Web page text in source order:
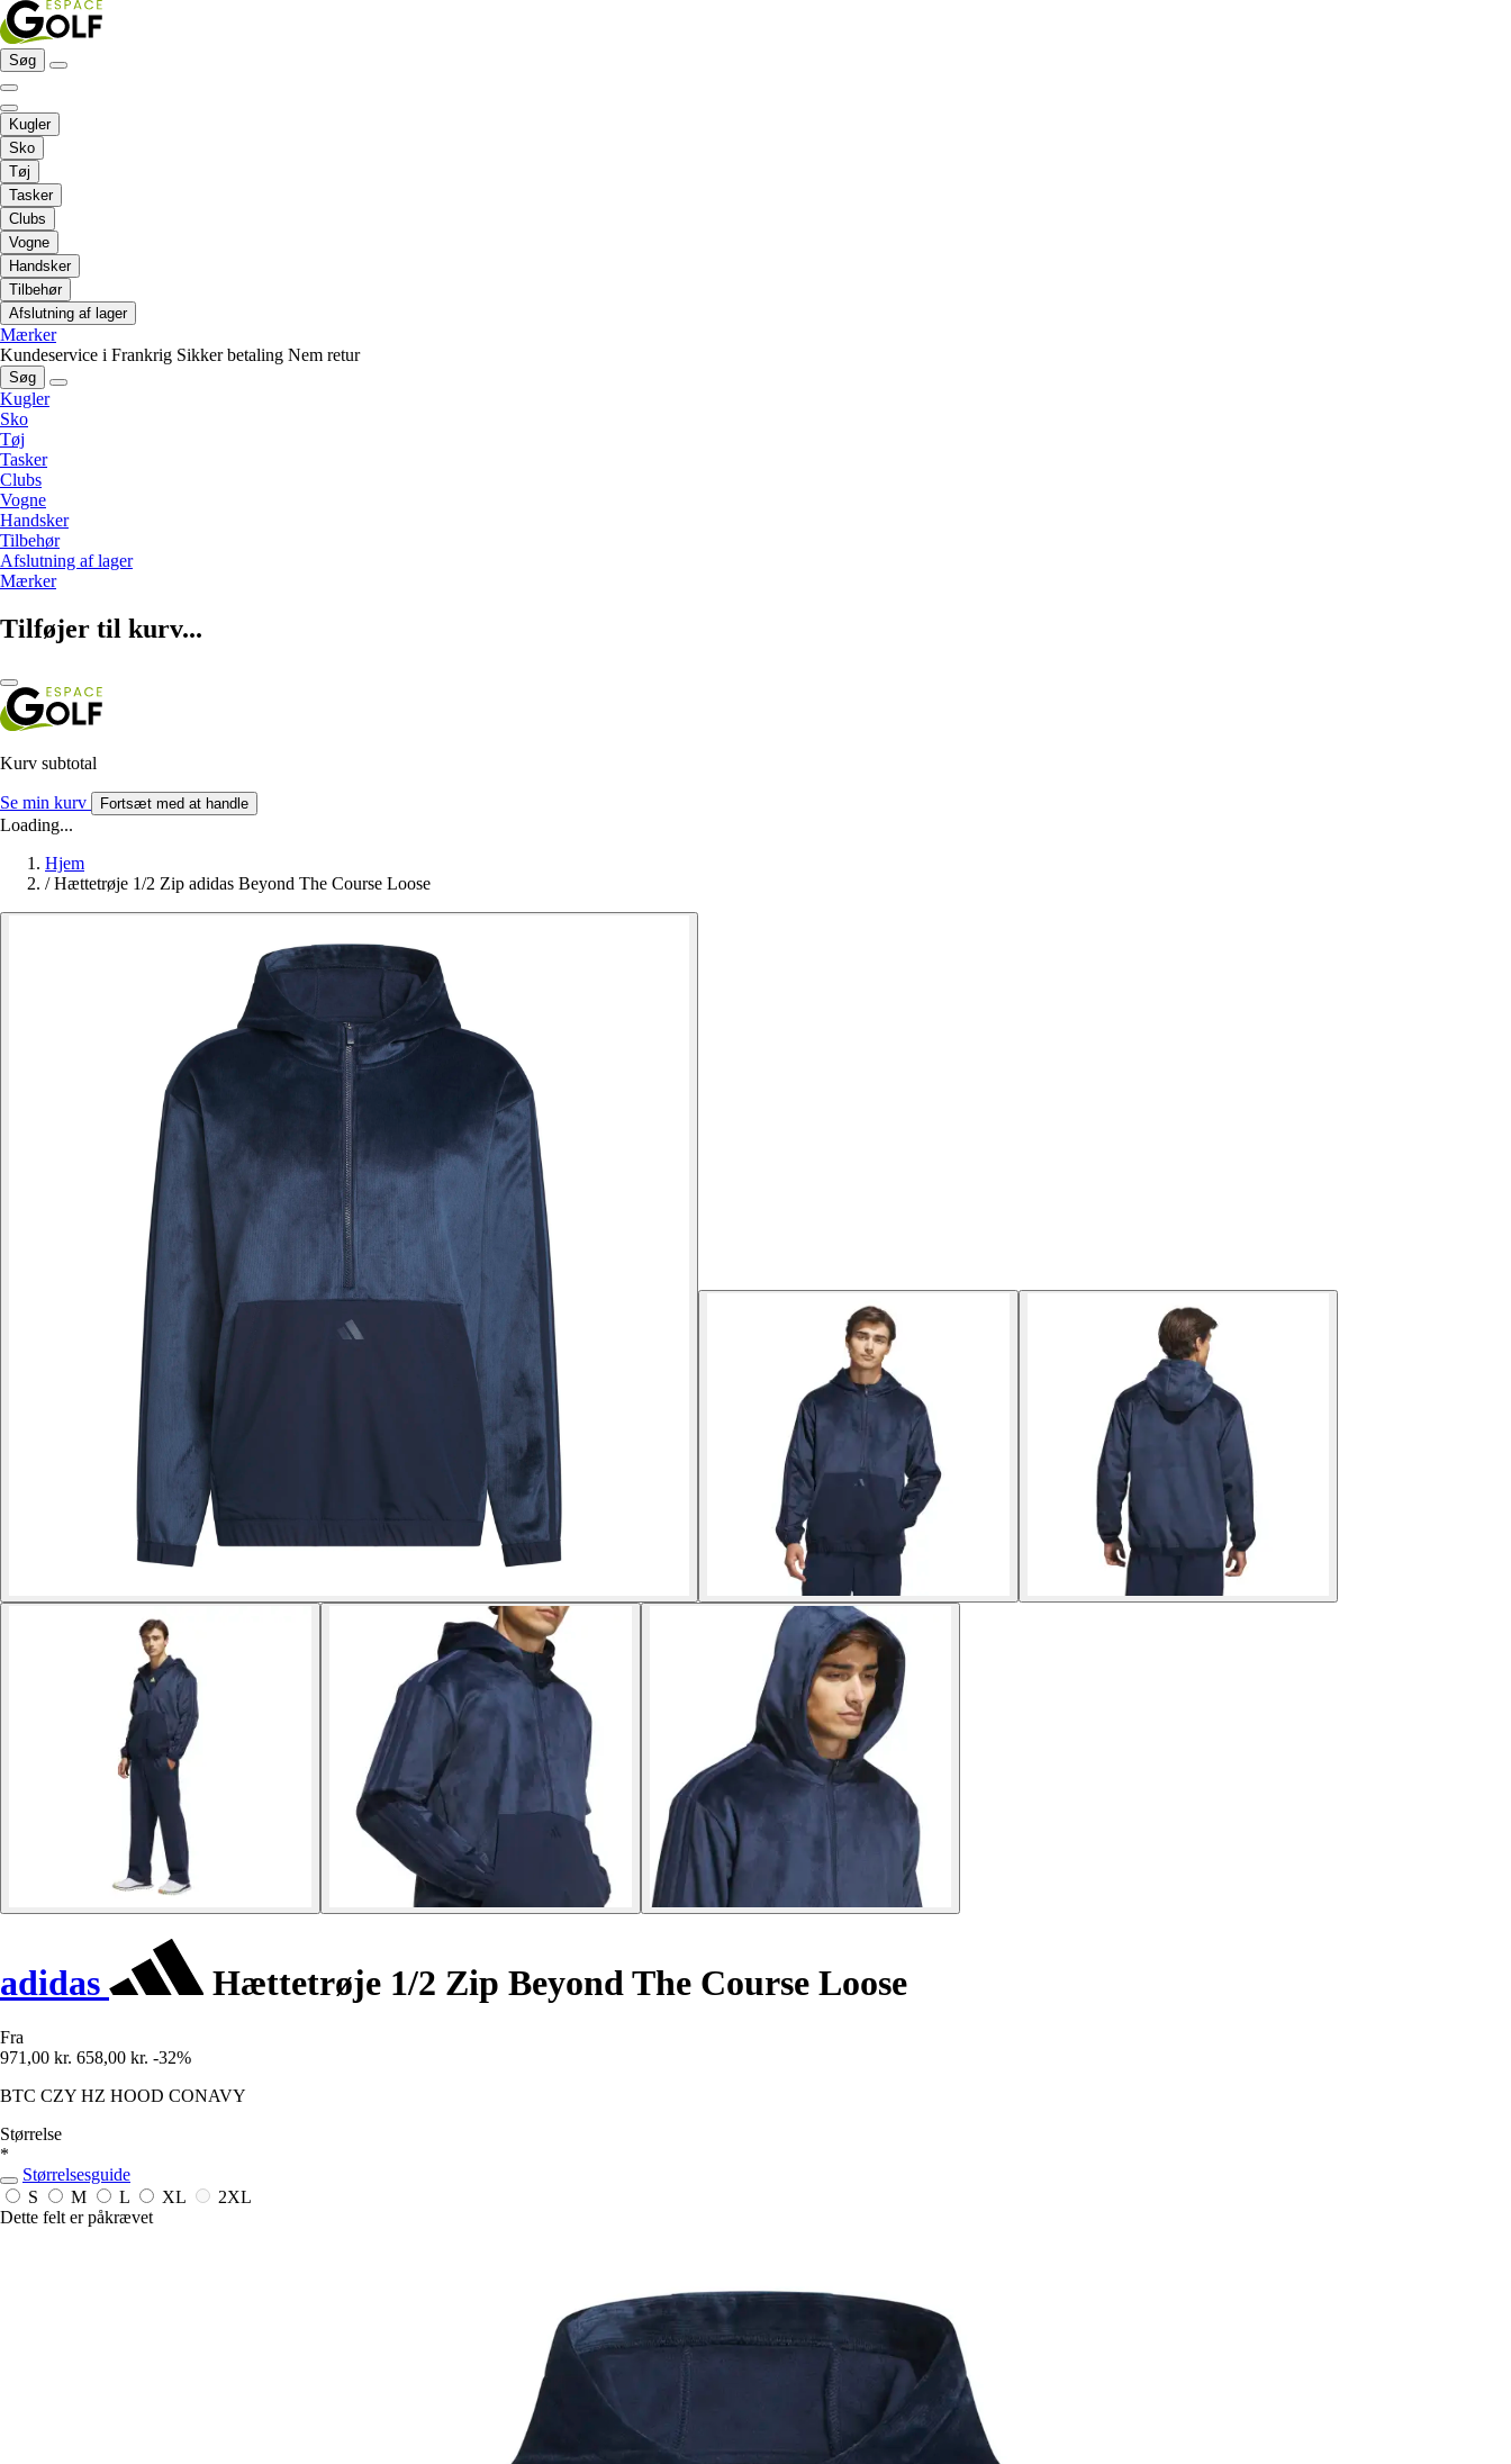
Søg
Kugler
Sko
Tøj
Tasker
Clubs
Vogne
Handsker
Tilbehør
Afslutning af lager
Mærker
Kundeservice i Frankrig Sikker betaling Nem retur
Søg
Kugler
Sko
Tøj
Tasker
Clubs
Vogne
Handsker
Tilbehør
Afslutning af lager
Mærker
Tilføjer til kurv...
Kurv subtotal
Se min kurv Fortsæt med at handle
Loading...
Hjem
/ Hættetrøje 1/2 Zip adidas Beyond The Course Loose
adidas Hættetrøje 1/2 Zip Beyond The Course Loose
Fra
971,00 kr. 658,00 kr. -32%
BTC CZY HZ HOOD CONAVY
Størrelse
*
Størrelsesguide
S
M L XL
2XL
Dette felt er påkrævet